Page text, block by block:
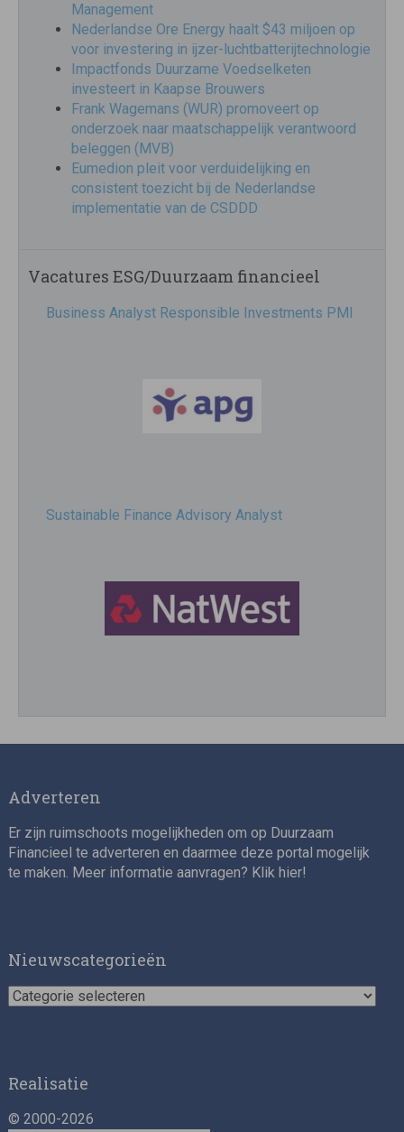
Management
Nederlandse Ore Energy haalt $43 miljoen op
voor investering in ijzer-luchtbatterijtechnologie
Impactfonds Duurzame Voedselketen
investeert in Kaapse Brouwers
Frank Wagemans (WUR) promoveert op
onderzoek naar maatschappelijk verantwoord
beleggen (MVB)
Eumedion pleit voor verduidelijking en
consistent toezicht bij de Nederlandse
implementatie van de CSDDD
Vacatures ESG/Duurzaam financieel
Business Analyst Responsible Investments PMI
Sustainable Finance Advisory Analyst
Director, Impact Investing
Asset Management Internship – Responsible
Adverteren
Er zijn ruimschoots mogelijkheden om op Duurzaam
Financieel te adverteren en daarmee deze portal mogelijk
te maken. Meer informatie aanvragen? Klik hier!
Nieuwscategorieën
Nieuwscategorieën
Realisatie
© 2000-2026